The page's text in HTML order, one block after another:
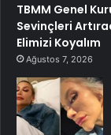
TBMM Genel
Sevinçleri
Elimizi Koyalım
Ağustos 7, 2026